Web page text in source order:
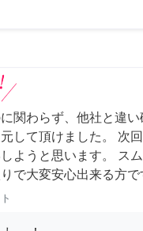
関わらず、他社と違
して頂けました。 次
ようと思います。 ス
で大変安心出来る方で